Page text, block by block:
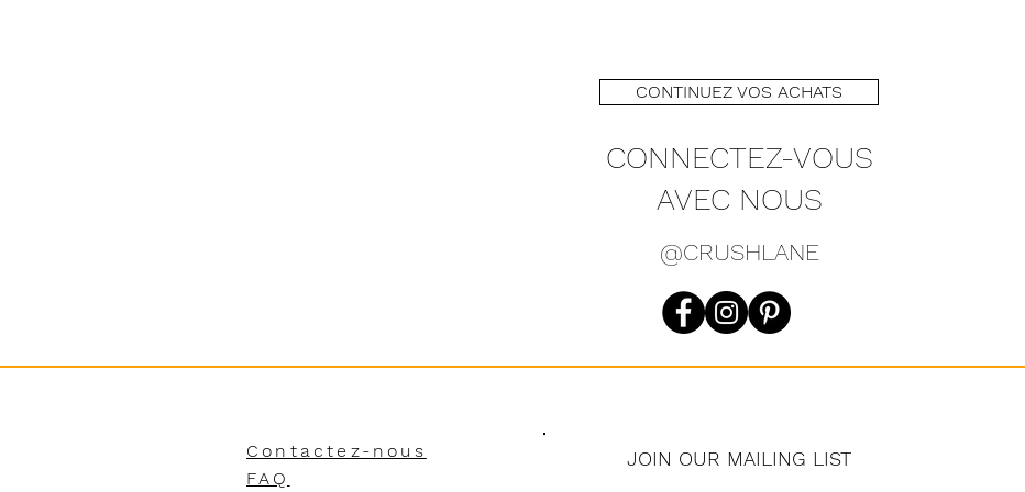
CONTINUEZ VOS ACHATS
CONNECTEZ-VOUS
AVEC NOUS
@CRUSHLANE
Contactez-nous
FAQ
JOIN OUR MAILING LIST